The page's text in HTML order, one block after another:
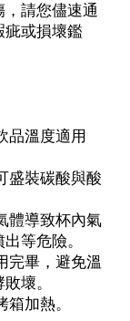
請您儘速通
疵或損壞鑑
品溫度適用
盛裝碳酸與酸
體導致杯內氣
等危險。
完畢，避免溫
壞。
加熱。